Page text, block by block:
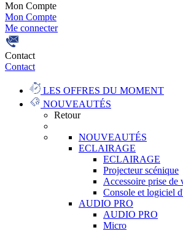
Mon Compte
Mon Compte
Me connecter
Contact
Contact
LES OFFRES DU MOMENT
NOUVEAUTÉS
Retour
NOUVEAUTÉS
ECLAIRAGE
ECLAIRAGE
Projecteur scénique
Accessoire prise de
Console et logiciel
AUDIO PRO
AUDIO PRO
Micro